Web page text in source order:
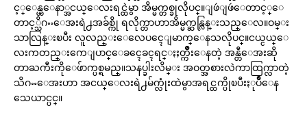
င့္ေန္ယ္ေနာ္အငယ္ေလးရင္ထဲမွာ အိမ္မက္တစ္ခုလိုပင္။ျဖဴျဖဴေတာင့္ေ
တာင့္သိဂႌေအးရဲ႕အခ်စ္ကို ရလိုက္တာဟာအိမ္မက္ဆန္လြန္းသည္ေလ။ဝမ္း
သာလြန္းၿပီး လူလည္းေလေပၚေျမာက္ေနသလိုပင္။ငယ္ငယ္ေ
လးကတည္းကေျပာင္ေခၚေခၚရင္ႏႈတ္က်ိဳးေနတဲ့ အန္တီေအးဆို
တာႀကီးကိုေဖ်ာက္ပစ္ရမည္။သနပ္ခါးလိမ္း အဝတ္အစားလဲကာထြက္လာတဲ့
သိဂႌေအးဟာ အငယ္ေလးရဲ႕မ်က္လုံးထဲမွာအရင္ထက္ပိုၿပီးႏုပ်ိဳေန
သေယာင္ပင္။